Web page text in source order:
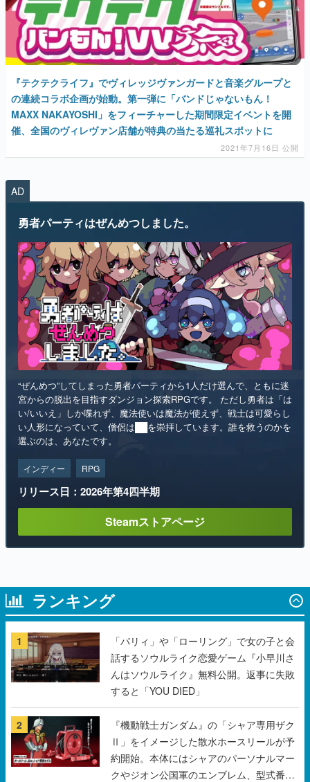
特集記事
マンガ
女性向け
アプリレビュー
その他
電ファミニコゲーマーとは？
運営：株式会社マレ
『テクテクライフ』でヴィレッジヴァンガードと音楽グループと
の連続コラボ企画が始動。第一弾に「バンドじゃないもん！
MAXX NAKAYOSHI」をフィーチャーした期間限定イベントを開
催、全国のヴィレヴァン店舗が特典の当たる巡礼スポットに
2021年7月16日 公開
AD
“ぜんめつ”してしまった勇者パーティから1人だけ選んで、ともに迷
宮からの脱出を目指すダンジョン探索RPGです。 ただし勇者は「は
い/いいえ」しか喋れず、魔法使いは魔法が使えず、戦士は可愛らし
選ぶのは、あなたです。
インディー RPG
リリース日：2026年第4四半期
ランキング
1
「パリィ」や「ローリング」で女の子と会
話するソウルライク恋愛ゲーム『小早川さ
んはソウルライク』無料公開。返事に失敗
すると「YOU DIED」
2
『機動戦士ガンダム』の「シャア専用ザク
Ⅱ」をイメージした散水ホースリールが予
約開始。本体にはシャアのパーソナルマー
クやジオン公国軍のエンブレム、型式番号
などを配置
3
野球部の過酷な“補欠”を体験するゲーム
『球ひろいSimulator』が「1件」のウィッ